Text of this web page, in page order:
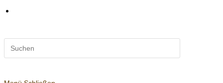
Suche
Website
durchsuchen